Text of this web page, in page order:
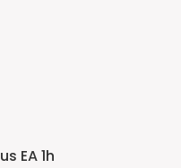
EA 1h